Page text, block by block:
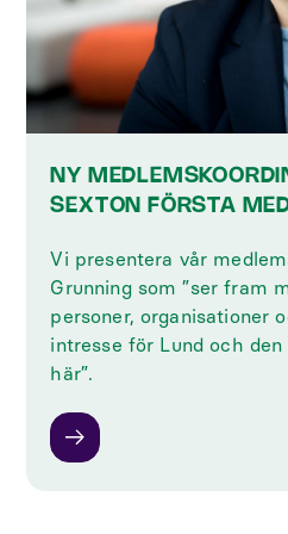
NY
SEXTON FÖRSTA
Vi presentera vår
Grunning som ”ser fram
personer, organisationer
intresse för Lund och
här”.